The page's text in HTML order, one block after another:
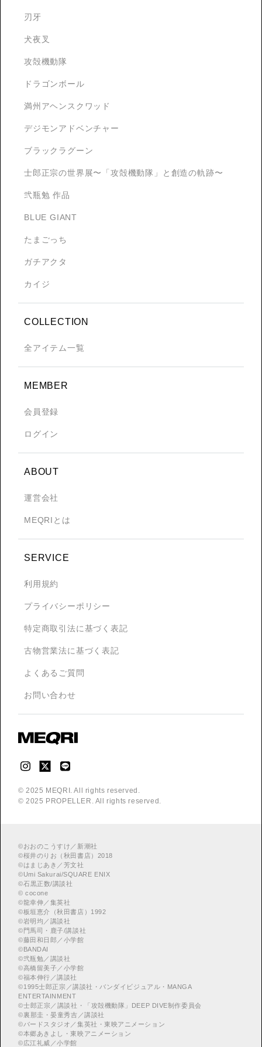
© 2025 MEQRI. All rights reserved.
© 2025 PROPELLER. All rights reserved.
刃牙
犬夜叉
攻殻機動隊
ドラゴンボール
満州アヘンスクワッド
デジモンアドベンチャー
ブラックラグーン
士郎正宗の世界展〜「攻殻機動隊」と創造の軌跡〜
弐瓶勉 作品
BLUE GIANT
たまごっち
ガチアクタ
カイジ
COLLECTION
全アイテム一覧
MEMBER
会員登録
ログイン
ABOUT
運営会社
MEQRIとは
SERVICE
利用規約
プライバシーポリシー
特定商取引法に基づく表記
古物営業法に基づく表記
よくあるご質問
お問い合わせ
©おおのこうすけ／新潮社
©桜井のりお（秋田書店）2018
©はまじあき／芳文社
©Umi Sakurai/SQUARE ENIX
©︎石黒正数/講談社
© cocone
©龍幸伸／集英社
©板垣恵介（秋田書店）1992
©岩明均／講談社
©門馬司・鹿子/講談社
©藤田和日郎／小学館
©BANDAI
©弐瓶勉／講談社
©高橋留美子／小学館
©福本伸行／講談社
©︎1995士郎正宗／講談社・バンダイビジュアル・MANGA
ENTERTAINMENT
©︎士郎正宗／講談社・「攻殻機動隊」DEEP DIVE制作委員会
©︎裏那圭・晏童秀吉／講談社
©バードスタジオ／集英社・東映アニメーション
©本郷あきよし・東映アニメーション
©広江礼威／小学館